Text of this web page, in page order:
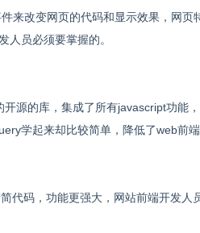
来改变网页的代码和显示效果，网
人员必须要掌握的。
开源的库，集成了所有javascript功能
学起来却比较简单，降低了web前
代码，功能更强大，网站前端开发人